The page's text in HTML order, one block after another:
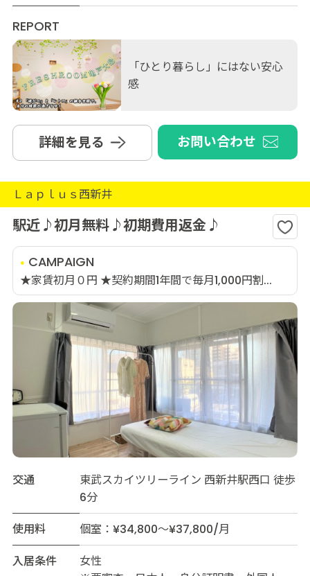
REPORT
「ひとり暮らし」にはない安心
感
詳細を見る お問い合わせ
Ｌａｐｌｕｓ西新井
駅近♪初月無料♪初期費用返金♪
CAMPAIGN
★家賃初月０円 ★契約期間1年間で毎月1,000円割...
交通
東武スカイツリーライン 西新井駅西口 徒歩
6分
使用料
個室：¥34,800～¥37,800/月
入居条件
女性